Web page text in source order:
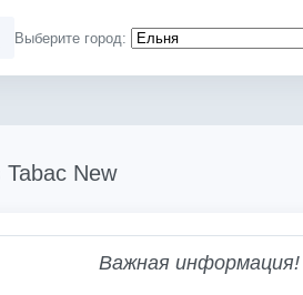
Выберите город:
Tabac New
Важная информация!